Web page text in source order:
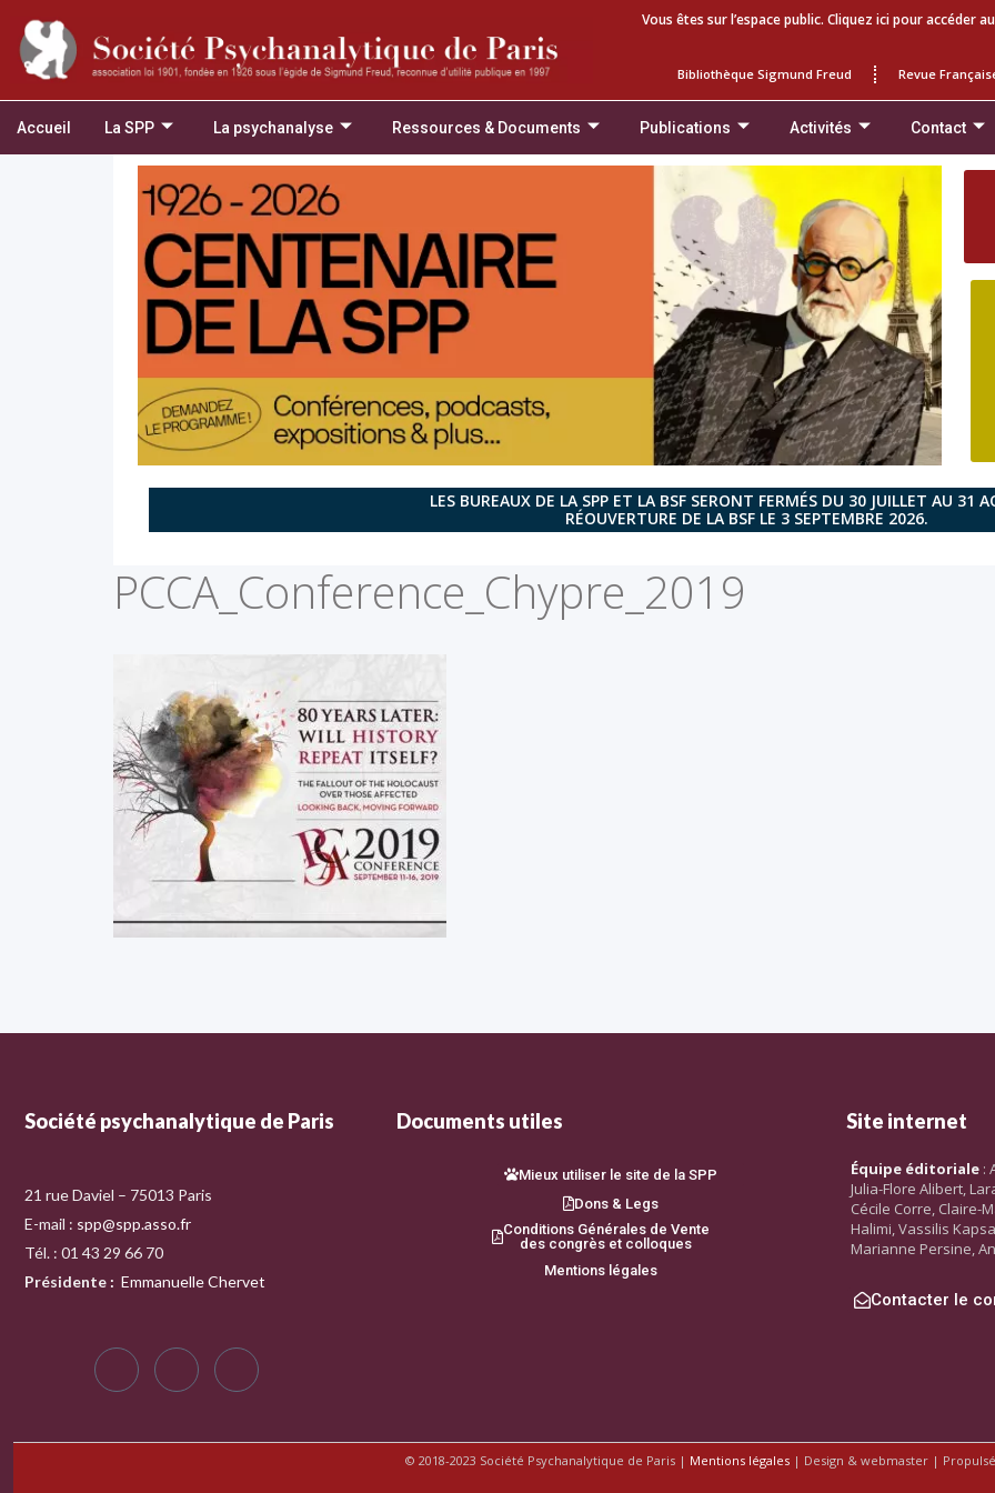
Vous êtes sur l’espace public. Cliquez ici pour accéder
Bibliothèque Sigmund Freud Revue
Accueil La SPP La psychanalyse Ressources & Documents Publications Activités Contact
LES BUREAUX DE LA SPP ET LA BSF SERONT FERMÉS DU 30 JUILLET AU 31
RÉOUVERTURE DE LA BSF LE 3 SEPTEMBRE 2026.
PCCA_Conference_Chypre_2019
Société psychanalytique de Paris
21 rue Daviel – 75013 Paris
E-mail : spp@spp.asso.fr
Tél. : 01 43 29 66 70
Présidente : Emmanuelle Chervet
Documents utiles
Mieux utiliser le site de la SPP
Dons & Legs
Conditions Générales de Vente
des congrès et colloques
Mentions légales
Site internet
Équipe éditoriale :
Julia-Flore Alibert,
Cécile Corre, Claire-
Halimi, Vassilis
Marianne Persine,
Contacter le
© 2018-2023 Société Psychanalytique de Paris | Mentions légales | Design & webmaster |